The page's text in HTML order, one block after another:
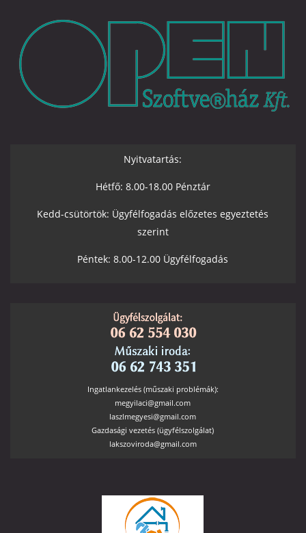
Nyitvatartás:
Hétfő: 8.00-18.00 Pénztár
Kedd-csütörtök: Ügyfélfogadás előzetes egyeztetés
szerint
Péntek: 8.00-12.00 Ügyfélfogadás
Ingatlankezelés (műszaki problémák):
megyilaci@gmail.com
laszlmegyesi@gmail.com
Gazdasági vezetés (ügyfélszolgálat)
lakszoviroda@gmail.com